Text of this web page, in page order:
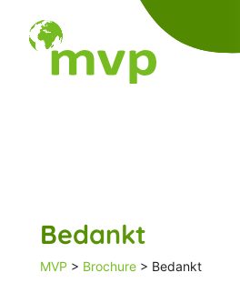
Bedankt
MVP > Brochure> Bedankt